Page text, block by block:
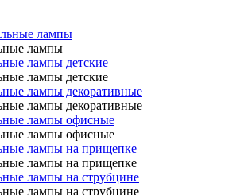
лампы
лампы
лампы детские
лампы детские
лампы декоративные
лампы декоративные
лампы офисные
лампы офисные
лампы на прищепке
лампы на прищепке
лампы на струбцине
лампы на струбцине